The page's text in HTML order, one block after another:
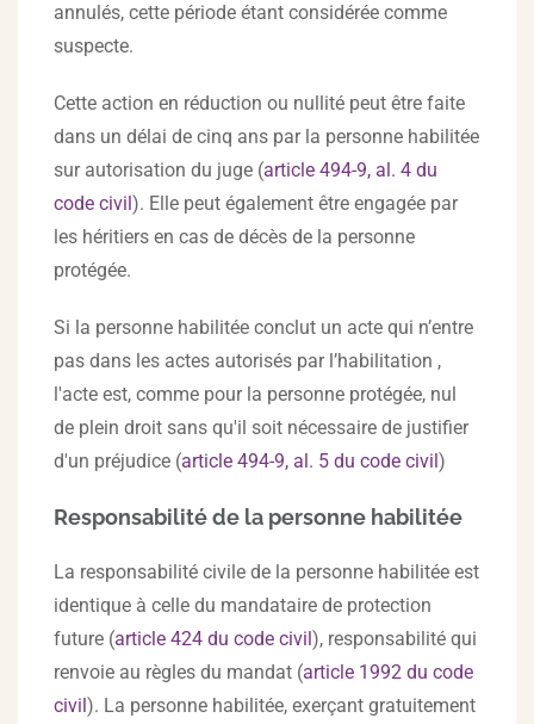
annulés, cette période étant considérée comme
suspecte.
Cette action en réduction ou nullité peut être faite
dans un délai de cinq ans par la personne habilitée
sur autorisation du juge (article 494-9, al. 4 du
code civil). Elle peut également être engagée par
les héritiers en cas de décès de la personne
protégée.
Si la personne habilitée conclut un acte qui n’entre
pas dans les actes autorisés par l’habilitation ,
l'acte est, comme pour la personne protégée, nul
de plein droit sans qu'il soit nécessaire de justifier
d'un préjudice (article 494-9, al. 5 du code civil)
Responsabilité de la personne habilitée
La responsabilité civile de la personne habilitée est
identique à celle du mandataire de protection
future (article 424 du code civil), responsabilité qui
renvoie au règles du mandat (article 1992 du code
civil). La personne habilitée, exerçant gratuitement